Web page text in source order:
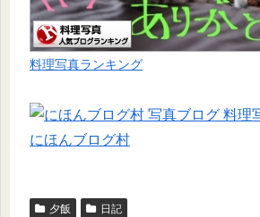
料理写真ランキング
にほんブログ村
夕飯 日記